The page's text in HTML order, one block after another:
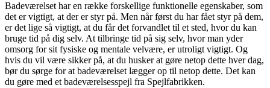
Badeværelset har en række forskellige funktionelle egenskaber, som
det er vigtigt, at der er styr på. Men når først du har fået styr på dem,
er det lige så vigtigt, at du får det forvandlet til et sted, hvor du kan
bruge tid på dig selv. At tilbringe tid på sig selv, hvor man yder
omsorg for sit fysiske og mentale velvære, er utroligt vigtigt. Og
hvis du vil være sikker på, at du husker at gøre netop dette hver dag,
bør du sørge for at badeværelset lægger op til netop dette. Det kan
du gøre med et badeværelsesspejl fra Spejlfabrikken.